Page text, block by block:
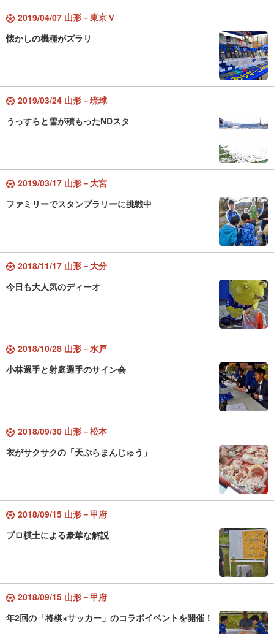
2019/04/07 山形－東京Ｖ
懐かしの機種がズラリ
2019/03/24 山形－琉球
うっすらと雪が積もったNDスタ
2019/03/17 山形－大宮
ファミリーでスタンプラリーに挑戦中
2018/11/17 山形－大分
今日も大人気のディーオ
2018/10/28 山形－水戸
小林選手と射庭選手のサイン会
2018/09/30 山形－松本
衣がサクサクの「天ぷらまんじゅう」
2018/09/15 山形－甲府
プロ棋士による豪華な解説
2018/09/15 山形－甲府
年2回の「将棋×サッカー」のコラボイベントを開催！